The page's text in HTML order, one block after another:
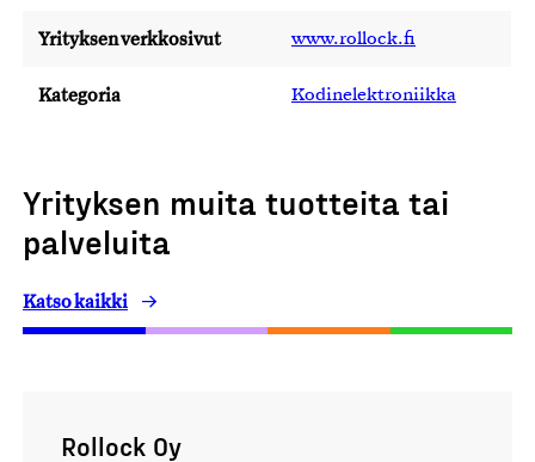
Yrityksen verkkosivut www.rollock.fi
Kategoria Kodinelektroniikka
Yrityksen muita tuotteita tai
palveluita
Katso kaikki
Rollock Oy